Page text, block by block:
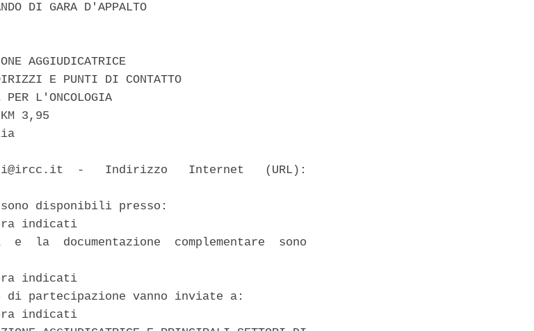
DI GARA D'APPALTO
AGGIUDICATRICE
E PUNTI DI CONTATTO
PER L'ONCOLOGIA
3,95
-   Indirizzo   Internet   (URL):
disponibili presso:
indicati
e  la  documentazione  complementare  sono
indicati
di partecipazione vanno inviate a:
indicati